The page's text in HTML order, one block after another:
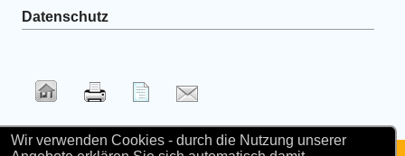
Datenschutz
Wir verwenden Cookies - durch die Nutzung unserer